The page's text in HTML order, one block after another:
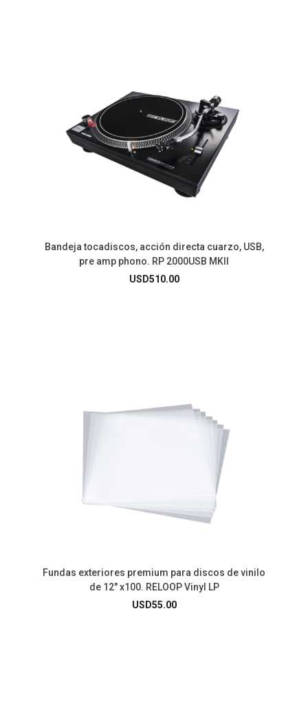
Bandeja tocadiscos, acción directa cuarzo, USB,
pre amp phono. RP 2000USB MKII
USD510.00
Fundas exteriores premium para discos de vinilo
de 12″ x100. RELOOP Vinyl LP
USD55.00